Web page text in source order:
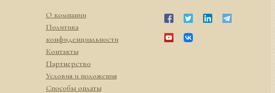
О компании
Политика
конфиденциальности
Контакты
Партнерство
Условия и положения
Способы оплаты